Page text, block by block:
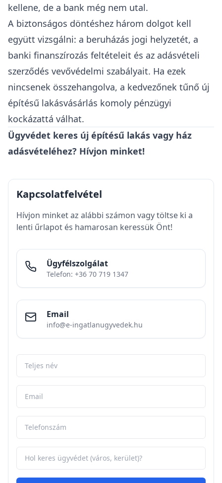
kellene, de a bank még nem utal.
A biztonságos döntéshez három dolgot kell
együtt vizsgálni: a beruházás jogi helyzetét, a
banki finanszírozás feltételeit és az adásvételi
szerződés vevővédelmi szabályait. Ha ezek
nincsenek összehangolva, a kedvezőnek tűnő új
építésű lakásvásárlás komoly pénzügyi
kockázattá válhat.
Ügyvédet keres új építésű lakás vagy ház
adásvételéhez? Hívjon minket!
Kapcsolatfelvétel
Hívjon minket az alábbi számon vagy töltse ki a
lenti űrlapot és hamarosan keressük Önt!
Ügyfélszolgálat
Telefon: +36 70 719 1347
Email
info@e-ingatlanugyvedek.hu